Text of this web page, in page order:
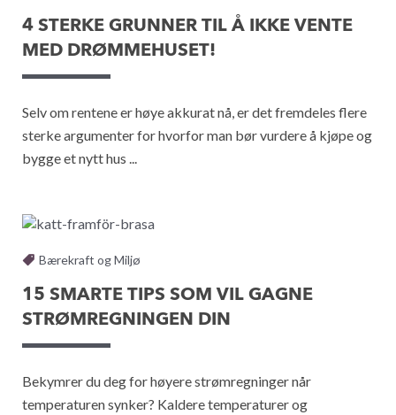
4 STERKE GRUNNER TIL Å IKKE VENTE
MED DRØMMEHUSET!
Selv om rentene er høye akkurat nå, er det fremdeles flere
sterke argumenter for hvorfor man bør vurdere å kjøpe og
bygge et nytt hus ...
Bærekraft og Miljø
15 SMARTE TIPS SOM VIL GAGNE
STRØMREGNINGEN DIN
Bekymrer du deg for høyere strømregninger når
temperaturen synker? Kaldere temperaturer og